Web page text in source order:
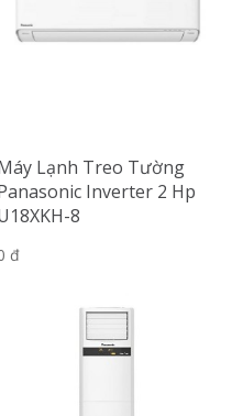
Lạnh Treo Tường
Inverter 2 Hp
8
đ